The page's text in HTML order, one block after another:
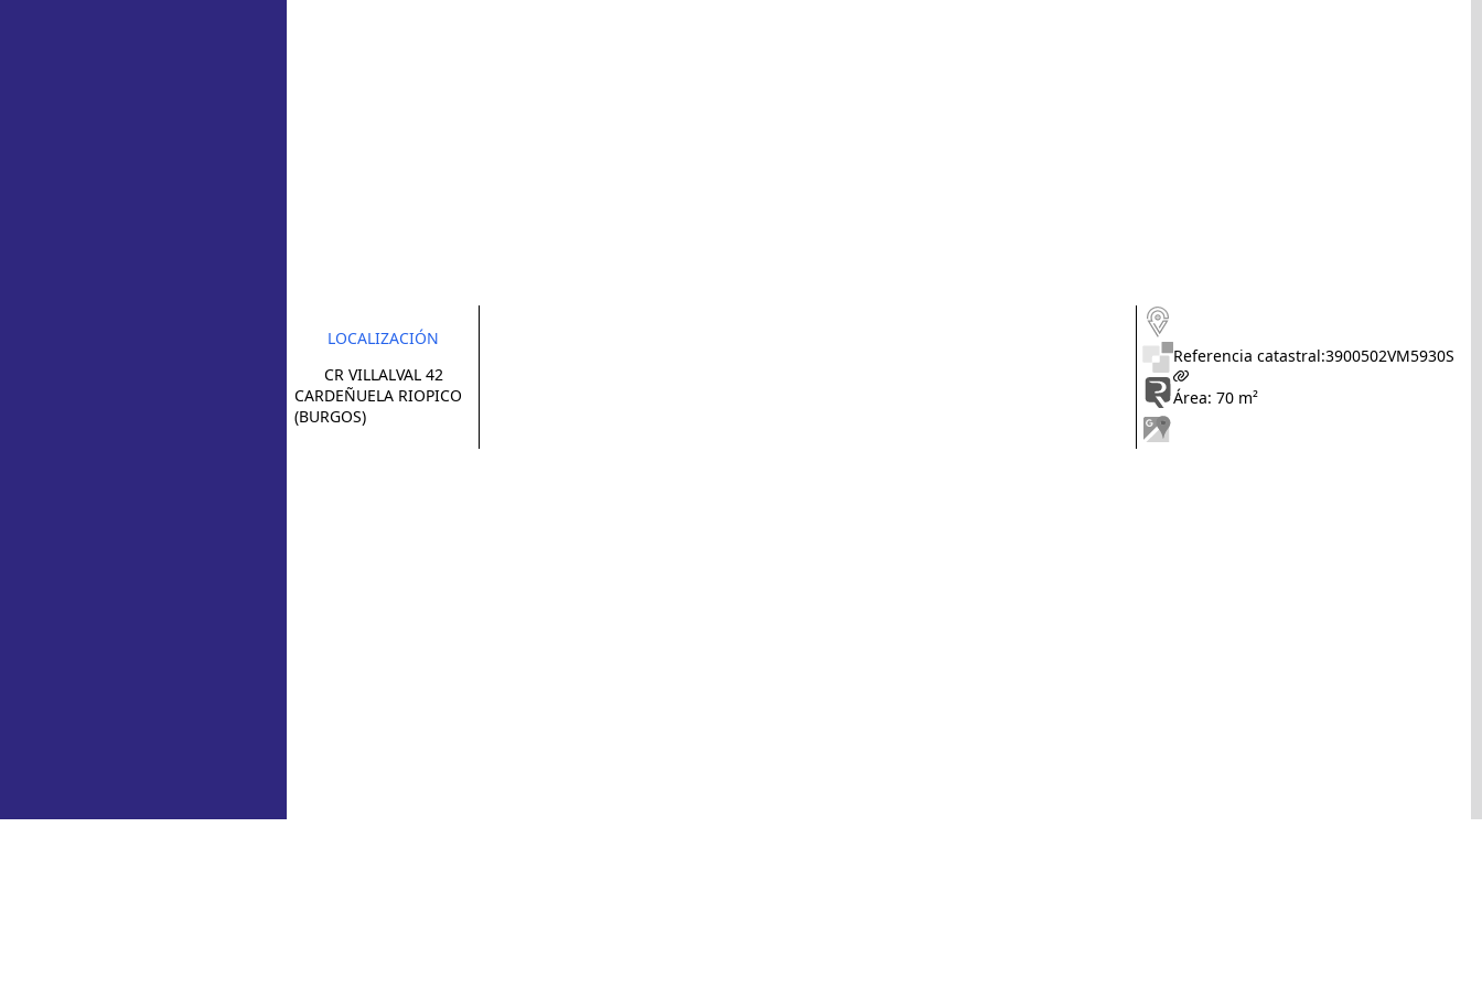
LOCALIZACIÓN
CR VILLALVAL 42
CARDEÑUELA RIOPICO
(BURGOS)
Referencia catastral:3900502VM5930S
Área: 70 m²